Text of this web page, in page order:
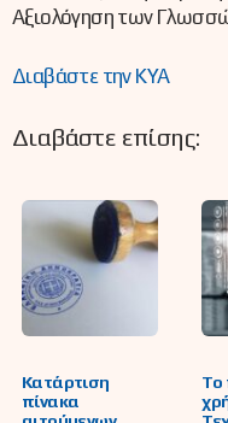
Αξιολόγηση των
Διαβάστε την ΚΥΑ
Διαβάστε επίσης:
Κατάρτιση
πίνακα
Το